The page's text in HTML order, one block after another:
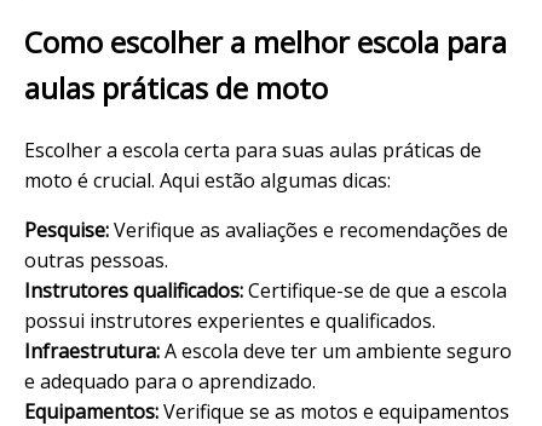
Como escolher a melhor escola para
aulas práticas de moto
Escolher a escola certa para suas aulas práticas de
moto é crucial. Aqui estão algumas dicas:
Pesquise:Verifique as avaliações e recomendações de
outras pessoas.
Instrutores qualificados:Certifique-se de que a escola
possui instrutores experientes e qualificados.
Infraestrutura:A escola deve ter um ambiente seguro
e adequado para o aprendizado.
Equipamentos:Verifique se as motos e equipamentos